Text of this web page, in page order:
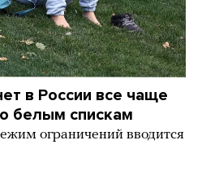
в России все чаще
белым спискам
ограничений вводится